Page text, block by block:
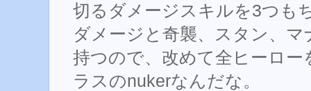
切るダメージスキルを3つも
ダメージと奇襲、スタン、
持つので、改めて全ヒーロ
ラスのnukerなんだな。